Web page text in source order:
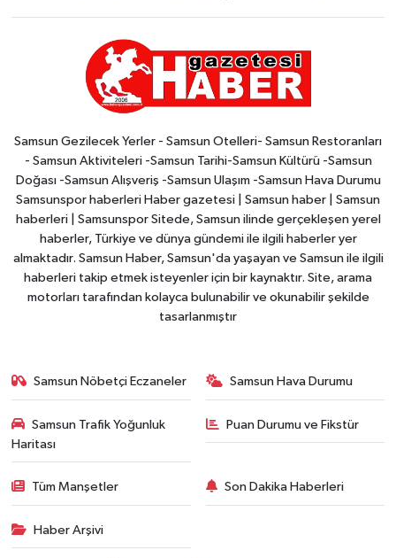
Samsun Gezilecek Yerler - Samsun Otelleri- Samsun Restoranları
- Samsun Aktiviteleri -Samsun Tarihi-Samsun Kültürü -Samsun
Doğası -Samsun Alışveriş -Samsun Ulaşım -Samsun Hava Durumu
Samsunspor haberleri Haber gazetesi | Samsun haber | Samsun
haberleri | Samsunspor Sitede, Samsun ilinde gerçekleşen yerel
haberler, Türkiye ve dünya gündemi ile ilgili haberler yer
almaktadır. Samsun Haber, Samsun'da yaşayan ve Samsun ile ilgili
haberleri takip etmek isteyenler için bir kaynaktır. Site, arama
motorları tarafından kolayca bulunabilir ve okunabilir şekilde
tasarlanmıştır
Samsun Nöbetçi Eczaneler Samsun Hava Durumu
Samsun Trafik Yoğunluk
Haritası
Puan Durumu ve Fikstür
Tüm Manşetler Son Dakika Haberleri
Haber Arşivi